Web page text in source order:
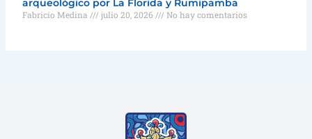
arqueológico por La Florida y Rumipamba
Fabricio Medina julio 20, 2026 No hay comentarios